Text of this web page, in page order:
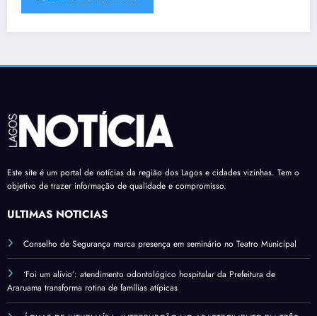
Este site é um portal de notícias da região dos Lagos e cidades vizinhas. Tem o
objetivo de trazer informação de qualidade e compromisso.
ÚLTIMAS NOTÍCIAS
Conselho de Segurança marca presença em seminário no Teatro Municipal
‘Foi um alívio’: atendimento odontológico hospitalar da Prefeitura de
Araruama transforma rotina de famílias atípicas